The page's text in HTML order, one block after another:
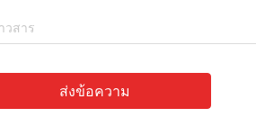
ส่งข้อความ